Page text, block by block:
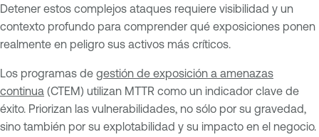
Detener estos complejos ataques requiere visibilidad y un
contexto profundo para comprender qué exposiciones ponen
realmente en peligro sus activos más críticos.
Los programas de gestión de exposición a amenazas
continua (CTEM) utilizan MTTR como un indicador clave de
éxito. Priorizan las vulnerabilidades, no sólo por su gravedad,
sino también por su explotabilidad y su impacto en el negocio.